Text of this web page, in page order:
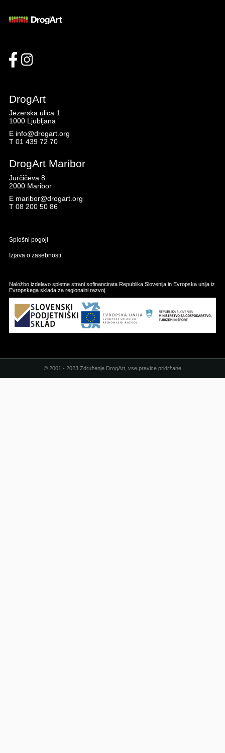
DrogArt
Jezerska ulica 1
1000 Ljubljana
E info@drogart.org
T 01 439 72 70
DrogArt Maribor
Jurčičeva 8
2000 Maribor
E maribor@drogart.org
T 08 200 50 86
Splošni pogoji
Izjava o zasebnosti
Naložbo izdelavo spletne strani sofinancirata Republika Slovenija in Evropska unija iz
Evropskega sklada za regionalni razvoj.
© 2001 - 2023 Združenje DrogArt, vse pravice pridržane